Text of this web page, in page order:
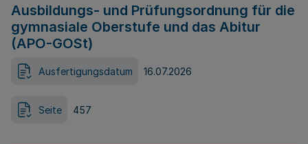
Ausbildungs- und Prüfungsordnung für die
gymnasiale Oberstufe und das Abitur
(APO-GOSt)
Ausfertigungsdatum 16.07.2026
Seite 457